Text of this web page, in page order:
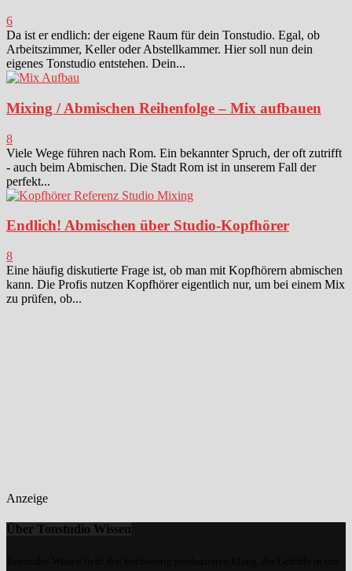
6
Da ist er endlich: der eigene Raum für dein Tonstudio. Egal, ob
Arbeitszimmer, Keller oder Abstellkammer. Hier soll nun dein
eigenes Tonstudio entstehen. Dein...
Mixing / Abmischen Reihenfolge – Mix aufbauen
8
Viele Wege führen nach Rom. Ein bekannter Spruch, der oft zutrifft
- auch beim Abmischen. Die Stadt Rom ist in unserem Fall der
perfekt...
Endlich! Abmischen über Studio-Kopfhörer
8
Eine häufig diskutierte Frage ist, ob man mit Kopfhörern abmischen
kann. Die Profis nutzen Kopfhörer eigentlich nur, um bei einem Mix
zu prüfen, ob...
Anzeige
Über Tonstudio Wissen